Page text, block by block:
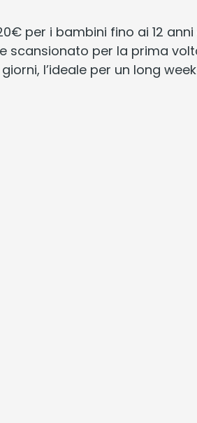
per i bambini fino ai 12 anni
scansionato per la prima
l’ideale per un long